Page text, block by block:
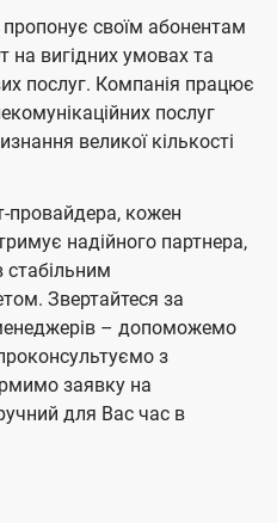
пропонує своїм абонентам
на вигідних умовах та
послуг. Компанія працює
послуг
великої кількості
провайдера, кожен
надійного партнера,
стабільним
Звертайтеся за
– допоможемо
з
заявку на
для Вас час в